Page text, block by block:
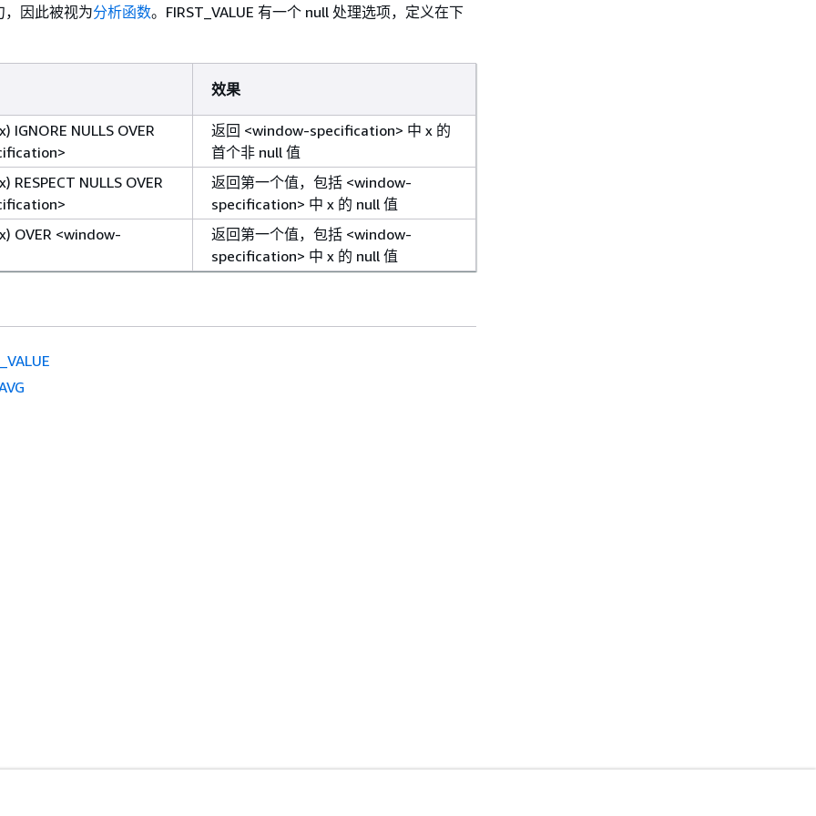
，因此被视为分析函数。FIRST_VALUE 有一个 null 处理选项，定义在下
效果
IGNORE NULLS OVER
返回 <window-specification> 中 x 的
首个非 null 值
RESPECT NULLS OVER
返回第一个值，包括 <window-
specification> 中 x 的 null 值
OVER <window-
返回第一个值，包括 <window-
specification> 中 x 的 null 值